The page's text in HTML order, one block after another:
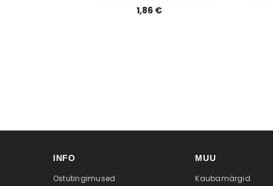
1,86 €
INFO
Ostutingimused
MUU
Kaubamärgid